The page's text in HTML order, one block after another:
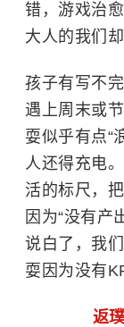
错， 游戏治愈
大人的我们
孩子有写不
遇上周末或
耍似乎有点“
人还得充电。
活的标尺，
因为“没有产
说白了，我
耍因为没有
返